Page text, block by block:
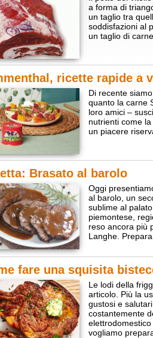
a forma di
un taglio tra
soddisfazioni al
un taglio di
ricette rapide a
Di recente
quanto la carne
loro amici –
nutrienti come
un piacere
Brasato al barolo
Oggi
al barolo, un
sublime al
piemontese,
reso ancora più
Langhe.
fare una squisita
Le lodi della
articolo. Più la
gustosi e
costantemente
vogliamo